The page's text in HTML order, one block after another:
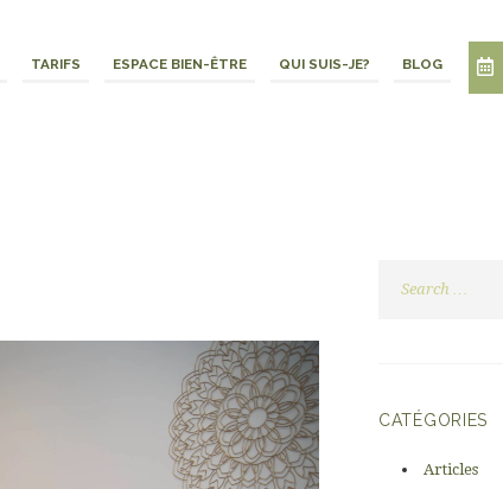
TARIFS ESPACE BIEN-ÊTRE QUI SUIS-JE? BLOG
CATÉGORIES
Articles